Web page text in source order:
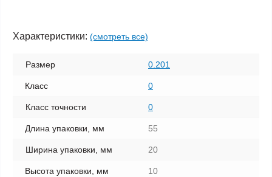
Характеристики: (смотреть все)
Размер 0.201
Класс 0
Класс точности 0
Длина упаковки, мм 55
Ширина упаковки, мм 20
Высота упаковки, мм 10